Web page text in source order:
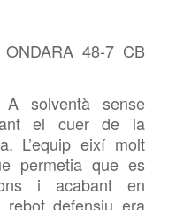
48-7 CB
solventà sense
el cuer de la
L’equip eixí molt
permetia que es
i acabant en
defensiu era